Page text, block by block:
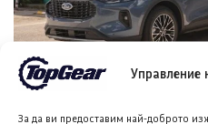
Управление
За да ви предоставим най-доброто
Форд планира достъпен